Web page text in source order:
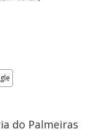
do Palmeiras